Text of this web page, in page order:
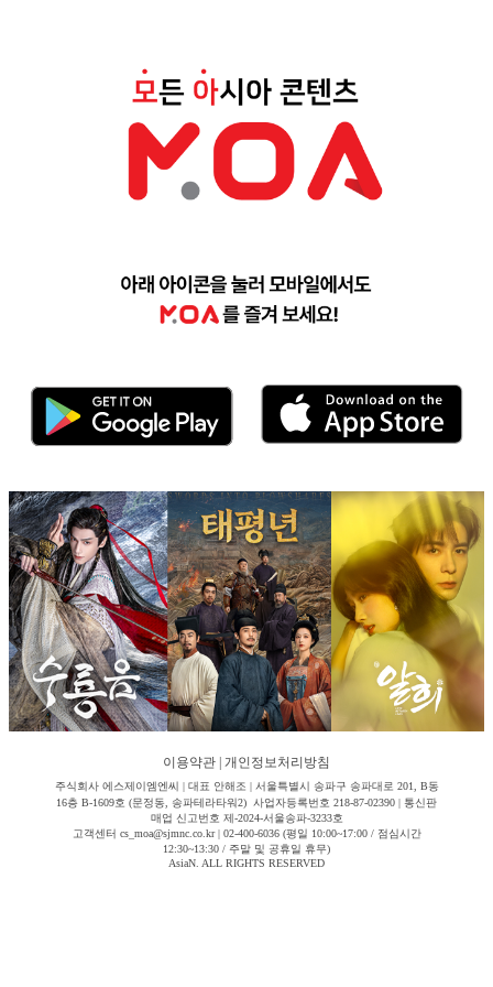
이용약관 개인정보처리방침
주식회사 에스제이엠엔씨 | 대표 안해조 | 서울특별시 송파구 송파대로 201, B동
16층 B-1609호 (문정동, 송파테라타워2) 사업자등록번호 218-87-02390 | 통신판
매업 신고번호 제-2024-서울송파-3233호
고객센터 cs_moa@sjmnc.co.kr | 02-400-6036 (평일 10:00~17:00 / 점심시간
12:30~13:30 / 주말 및 공휴일 휴무)
AsiaN. ALL RIGHTS RESERVED